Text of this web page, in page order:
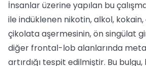
İnsanlar üzerine yapılan bu
ile indüklenen nikotin, alkol,
çikolata aşermesinin, ön singülat
diğer frontal-lob alanlarında
artırdığı tespit edilmiştir. Bu